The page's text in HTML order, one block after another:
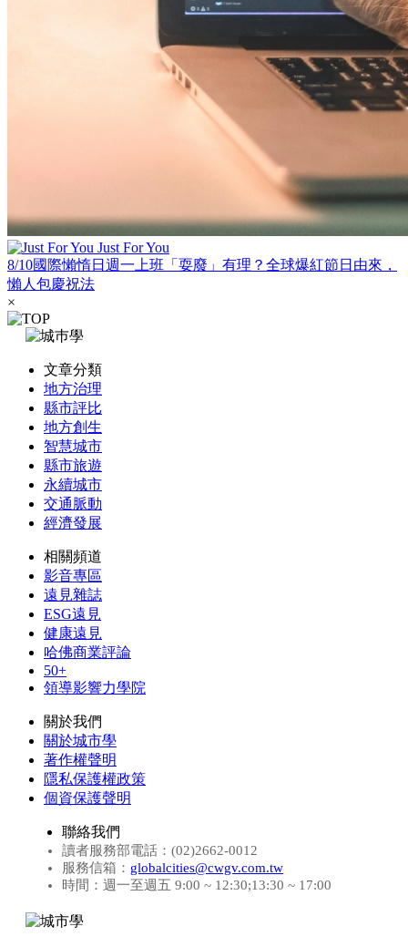
Just For You
8/10國際懶惰日週一上班「耍廢」有理？全球爆紅節日由來，
懶人包慶祝法
×
文章分類
地方治理
縣市評比
地方創生
智慧城市
縣市旅遊
永續城市
交通脈動
經濟發展
相關頻道
影音專區
遠見雜誌
ESG遠見
健康遠見
哈佛商業評論
50+
領導影響力學院
關於我們
關於城市學
著作權聲明
隱私保護權政策
個資保護聲明
聯絡我們
讀者服務部電話：(02)2662-0012
服務信箱： globalcities@cwgv.com.tw
時間：週一至週五 9:00 ~ 12:30;13:30 ~ 17:00